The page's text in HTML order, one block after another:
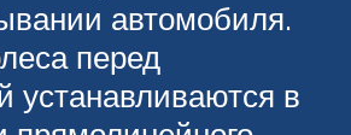
автомобиля.
перед
устанавливаются в